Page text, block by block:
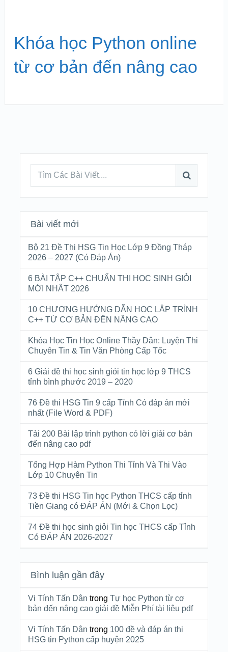
Khóa học Python online
từ cơ bản đến nâng cao
Bài viết mới
Bộ 21 Đề Thi HSG Tin Học Lớp 9 Đồng Tháp
2026 – 2027 (Có Đáp Án)
6 BÀI TẬP C++ CHUẨN THI HỌC SINH GIỎI
MỚI NHẤT 2026
10 CHƯƠNG HƯỚNG DẪN HỌC LẬP TRÌNH
C++ TỪ CƠ BẢN ĐẾN NÂNG CAO
Khóa Học Tin Học Online Thầy Dân: Luyện Thi
Chuyên Tin & Tin Văn Phòng Cấp Tốc
6 Giải đề thi học sinh giỏi tin học lớp 9 THCS
tỉnh bình phước 2019 – 2020
76 Đề thi HSG Tin 9 cấp Tỉnh Có đáp án mới
nhất (File Word & PDF)
Tải 200 Bài lập trình python có lời giải cơ bản
đến nâng cao pdf
Tổng Hợp Hàm Python Thi Tỉnh Và Thi Vào
Lớp 10 Chuyên Tin
73 Đề thi HSG Tin học Python THCS cấp tỉnh
Tiền Giang có ĐÁP ÁN (Mới & Chọn Lọc)
74 Đề thi học sinh giỏi Tin học THCS cấp Tỉnh
Có ĐÁP ÁN 2026-2027
Bình luận gần đây
Vi Tính Tấn Dân trong Tự học Python từ cơ
bản đến nâng cao giải đề Miễn Phí tài liệu pdf
Vi Tính Tấn Dân trong 100 đề và đáp án thi
HSG tin Python cấp huyện 2025